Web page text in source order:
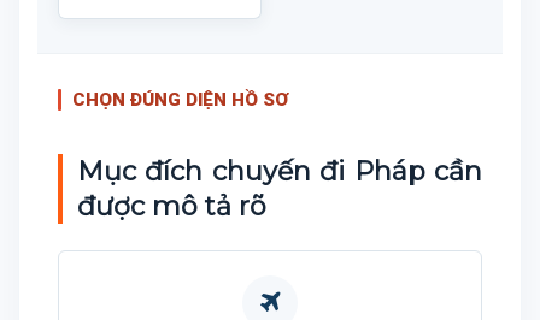
CHỌN ĐÚNG DIỆN HỒ SƠ
Mục đích chuyến đi Pháp cần
được mô tả rõ